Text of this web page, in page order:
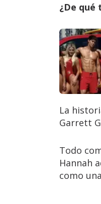
¿De qué
La
Garrett
Todo
Hannah
como